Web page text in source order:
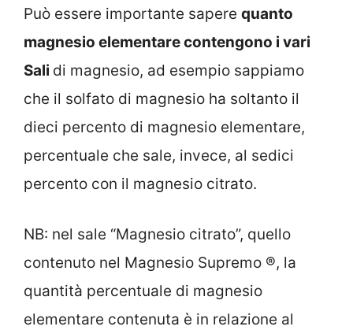
Può essere importante sapere quanto
magnesio elementare contengono i vari
Sali di magnesio, ad esempio sappiamo
che il solfato di magnesio ha soltanto il
dieci percento di magnesio elementare,
percentuale che sale, invece, al sedici
percento con il magnesio citrato.
NB: nel sale “Magnesio citrato”, quello
contenuto nel Magnesio Supremo ®, la
quantità percentuale di magnesio
elementare contenuta è in relazione al